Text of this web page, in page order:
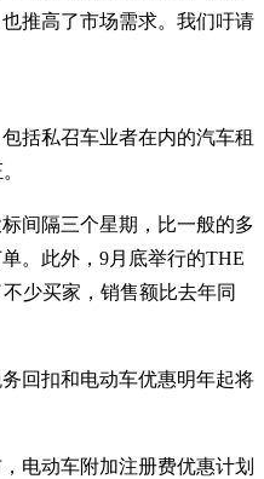
推高了市场需求。我们吁请
括私召车业者在内的汽车租
间隔三个星期，比一般的多
。此外，9月底举行的THE
少买家，销售额比去年同
回扣和电动车优惠明年起将
电动车附加注册费优惠计划